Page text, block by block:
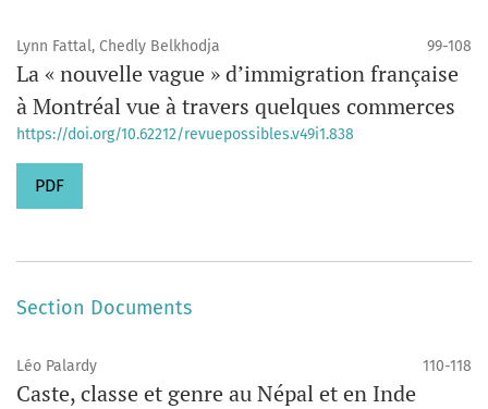
Lynn Fattal, Chedly Belkhodja 99-108
La « nouvelle vague » d’immigration française
à Montréal vue à travers quelques commerces
https://doi.org/10.62212/revuepossibles.v49i1.838
PDF
Section Documents
Léo Palardy 110-118
Caste, classe et genre au Népal et en Inde